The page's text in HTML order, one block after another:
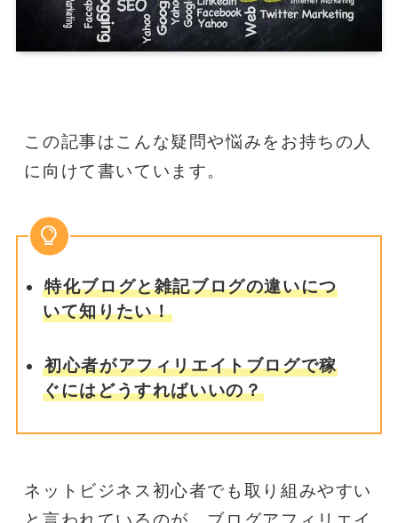
この記事はこんな疑問や悩みをお持ちの人
に向けて書いています。
特化ブログと雑記ブログの違いにつ
いて知りたい！
初心者がアフィリエイトブログで稼
ぐにはどうすればいいの？
ネットビジネス初心者でも取り組みやすい